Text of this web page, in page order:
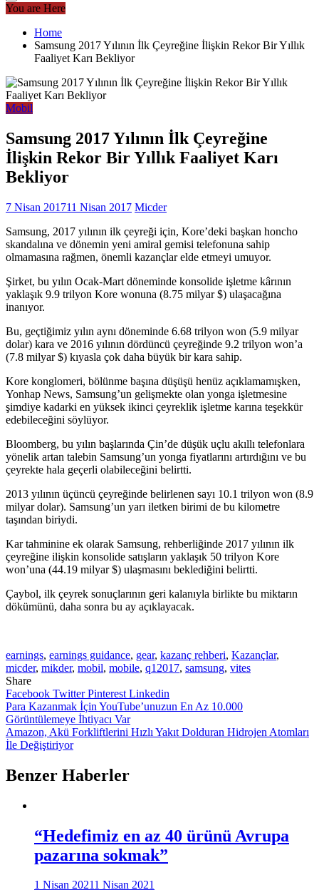
You are Here
Home
Samsung 2017 Yılının İlk Çeyreğine İlişkin Rekor Bir Yıllık
Faaliyet Karı Bekliyor
Mobil
Samsung 2017 Yılının İlk Çeyreğine
İlişkin Rekor Bir Yıllık Faaliyet Karı
Bekliyor
7 Nisan 201711 Nisan 2017 Micder
Samsung, 2017 yılının ilk çeyreği için, Kore’deki başkan honcho
skandalına ve dönemin yeni amiral gemisi telefonuna sahip
olmamasına rağmen, önemli kazançlar elde etmeyi umuyor.
Şirket, bu yılın Ocak-Mart döneminde konsolide işletme kârının
yaklaşık 9.9 trilyon Kore wonuna (8.75 milyar $) ulaşacağına
inanıyor.
Bu, geçtiğimiz yılın aynı döneminde 6.68 trilyon won (5.9 milyar
dolar) kara ve 2016 yılının dördüncü çeyreğinde 9.2 trilyon won’a
(7.8 milyar $) kıyasla çok daha büyük bir kara sahip.
Kore konglomeri, bölünme başına düşüşü henüz açıklamamışken,
Yonhap News, Samsung’un gelişmekte olan yonga işletmesine
şimdiye kadarki en yüksek ikinci çeyreklik işletme karına teşekkür
edebileceğini söylüyor.
Bloomberg, bu yılın başlarında Çin’de düşük uçlu akıllı telefonlara
yönelik artan talebin Samsung’un yonga fiyatlarını artırdığını ve bu
çeyrekte hala geçerli olabileceğini belirtti.
2013 yılının üçüncü çeyreğinde belirlenen sayı 10.1 trilyon won (8.9
milyar dolar). Samsung’un yarı iletken birimi de bu kilometre
taşından biriydi.
Kar tahminine ek olarak Samsung, rehberliğinde 2017 yılının ilk
çeyreğine ilişkin konsolide satışların yaklaşık 50 trilyon Kore
won’una (44.19 milyar $) ulaşmasını beklediğini belirtti.
Çaybol, ilk çeyrek sonuçlarının geri kalanıyla birlikte bu miktarın
dökümünü, daha sonra bu ay açıklayacak.
earnings, earnings guidance, gear, kazanç rehberi, Kazançlar,
micder, mikder, mobil, mobile, q12017, samsung, vites
Share
Facebook TwitterPinterest Linkedin
Yazı
gezinmesi
Para Kazanmak İçin YouTube’unuzun En Az 10.000
Görüntülemeye İhtiyacı Var
Amazon, Akü Forkliftlerini Hızlı Yakıt Dolduran Hidrojen Atomları
İle Değiştiriyor
Benzer Haberler
“Hedefimiz en az 40 ürünü Avrupa
pazarına sokmak”
1 Nisan 20211 Nisan 2021